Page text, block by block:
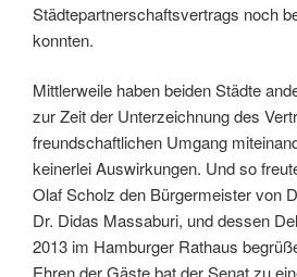
Städtepartnerschaftsvertrags noch
konnten.
Mittlerweile haben beiden Städte
zur Zeit der Unterzeichnung des
freundschaftlichen Umgang
keinerlei Auswirkungen. Und so
Olaf Scholz den Bürgermeister von
Dr. Didas Massaburi, und dessen
2013 im Hamburger Rathaus
Ehren der Gäste bat der Senat zu